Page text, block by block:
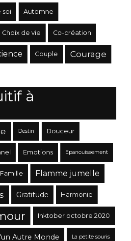
soi Automne
Choix de vie Co-création
Couple Courage
à
Destin Douceur
Emotions Epanouissement
Famille Flamme jumelle
Gratitude Harmonie
Inktober octobre 2020
Autre Monde La petite souris